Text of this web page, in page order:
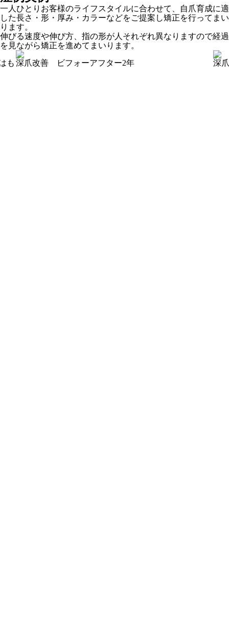
一人ひとりお客様のライフスタイルに合わせて、自爪育成に適
した長さ・形・厚み・カラーなどをご提案し矯正を行ってまい
ります。
伸びる速度や伸び方、指の形が人それぞれ異なりますので経過
を見ながら矯正を進めてまいります。
も 深爪改善 ビフォーアフター2年 深